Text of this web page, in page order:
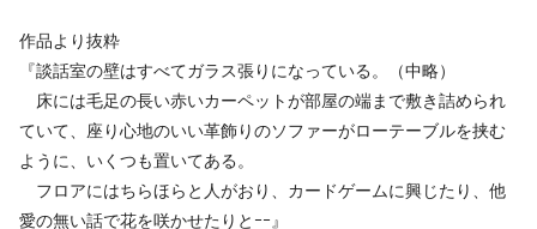
作品より抜粋
『談話室の壁はすべてガラス張りになっている。（中略）
床には毛足の長い赤いカーペットが部屋の端まで敷き詰められ
ていて、座り心地のいい革飾りのソファーがローテーブルを挟む
ように、いくつも置いてある。
フロアにはちらほらと人がおり、カードゲームに興じたり、他
愛の無い話で花を咲かせたりとｰｰ』